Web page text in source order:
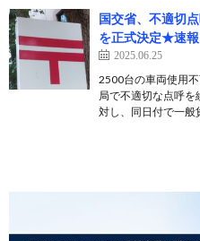
国交省、不適切
を正式決定★速報
2025.06.25
2500台の車両使用
局で不適切な点呼
対し、同日付で一